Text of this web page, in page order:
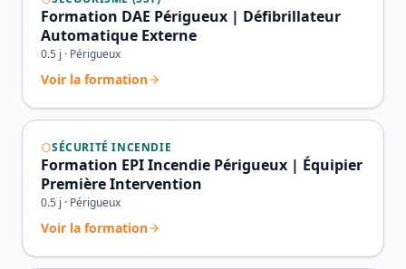
Formation DAE Périgueux | Défibrillateur
Automatique Externe
0.5 j · Périgueux
Voir la formation
SÉCURITÉ INCENDIE
Formation EPI Incendie Périgueux | Équipier
Première Intervention
0.5 j · Périgueux
Voir la formation